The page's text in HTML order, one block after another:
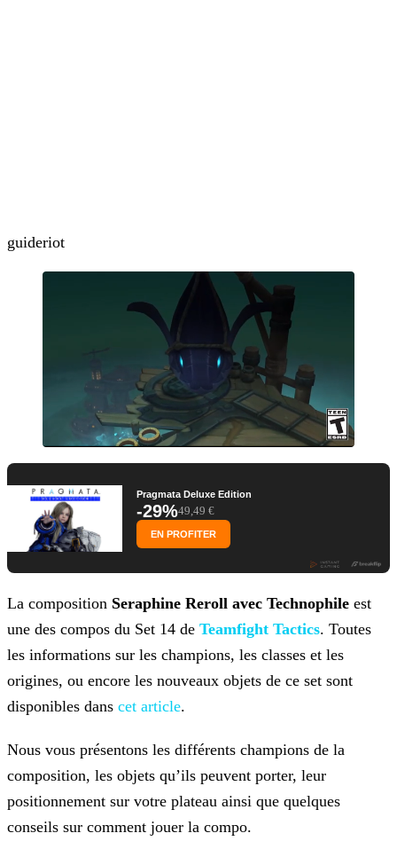
guideriot
Pragmata Deluxe Edition
-29%49,49 €
EN PROFITER
La composition Seraphine Reroll avec Technophile est
une des compos du Set 14 de Teamfight Tactics. Toutes
les informations sur les champions, les classes et les
origines, ou encore les nouveaux objets de ce set sont
disponibles dans cet article.
Nous vous présentons les différents champions de la
composition, les objets qu’ils peuvent porter, leur
positionnement sur votre plateau ainsi que quelques
conseils sur comment jouer la compo.